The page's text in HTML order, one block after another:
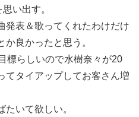
い出す。
発表＆歌ってくれたわけだけ
良かったと思う。
標らしいので水樹奈々が20
てタイアップしてお客さん増
いて欲しい。